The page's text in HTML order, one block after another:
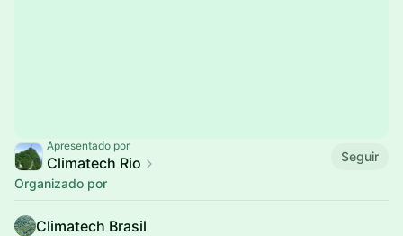
Apresentado por
Climatech Rio
Seguir
Organizado por
Climatech Brasil